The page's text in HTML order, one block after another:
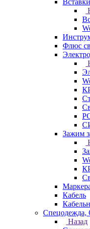
Флюс
Зажим
Кабель
Назад